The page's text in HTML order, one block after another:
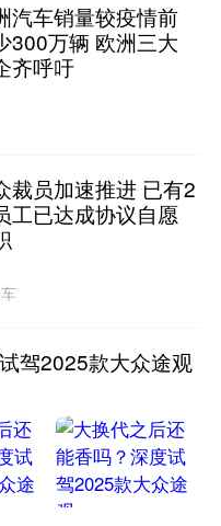
汽车销量较疫情前
300万辆 欧洲三大
齐呼吁
裁员加速推进 已有2
工已达成协议自愿
驾2025款大众途观